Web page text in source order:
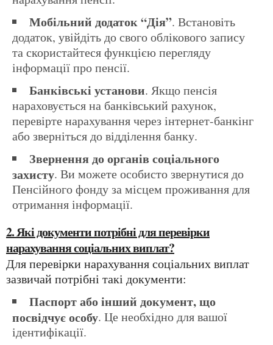
Мобільний додаток “Дія”. Встановіть
додаток, увійдіть до свого облікового запису
та скористайтеся функцією перегляду
інформації про пенсії.
Банківські установи. Якщо пенсія
нараховується на банківський рахунок,
перевірте нарахування через інтернет-банкінг
або зверніться до відділення банку.
Звернення до органів соціального
захисту. Ви можете особисто звернутися до
Пенсійного фонду за місцем проживання для
отримання інформації.
2. Які документи потрібні для перевірки
нарахування соціальних виплат?
Для перевірки нарахування соціальних виплат
зазвичай потрібні такі документи:
Паспорт або інший документ, що
посвідчує особу. Це необхідно для вашої
ідентифікації.